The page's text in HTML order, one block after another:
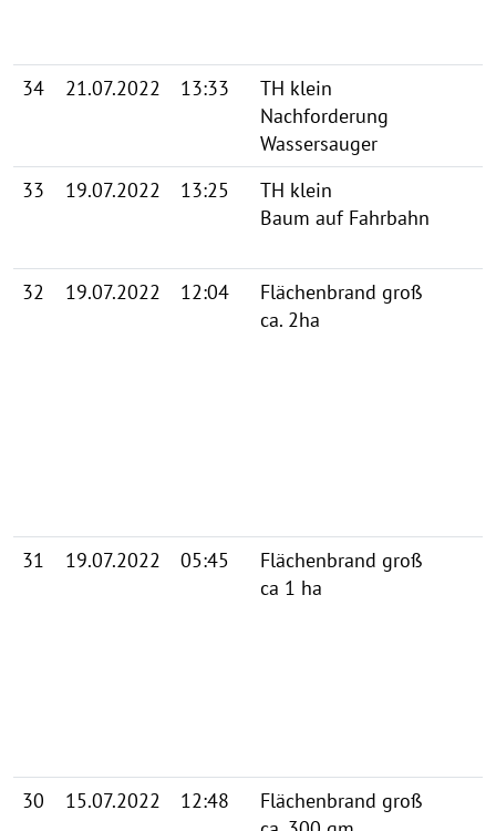
34 21.07.2022 13:33
TH klein
Nachforderung
Wassersauger
33
19.07.2022 13:25
TH klein
Baum auf Fahrbahn
32 19.07.2022 12:04
Flächenbrand groß
ca. 2ha
31 19.07.2022 05:45
Flächenbrand groß
ca 1 ha
30 15.07.2022 12:48
Flächenbrand groß